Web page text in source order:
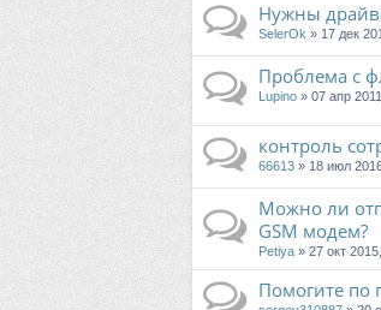
Нужны
SelerOk » 17 дек
Проблема с
Lupino » 07 апр
контроль
66613 » 18 июл
Можно ли
GSM модем?
Petiya » 27 окт
Помогите по